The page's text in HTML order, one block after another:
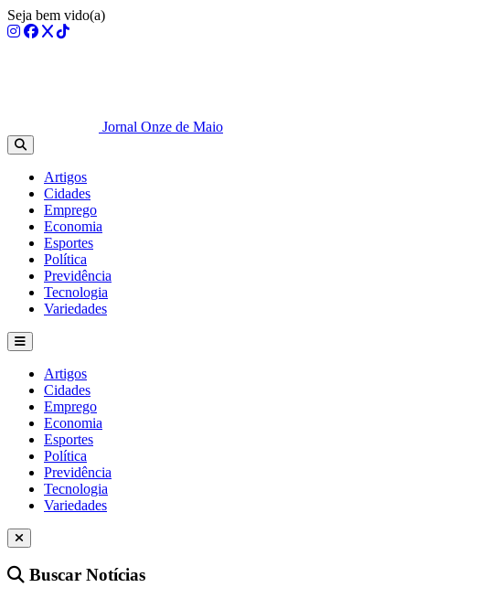
Seja bem vido(a)
Jornal Onze de Maio
Artigos
Cidades
Emprego
Economia
Esportes
Política
Previdência
Tecnologia
Variedades
Artigos
Cidades
Emprego
Economia
Esportes
Política
Previdência
Tecnologia
Variedades
Buscar Notícias